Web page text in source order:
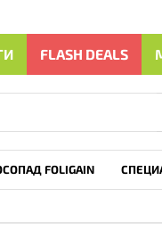
FLASH DEALS
FOLIGAIN